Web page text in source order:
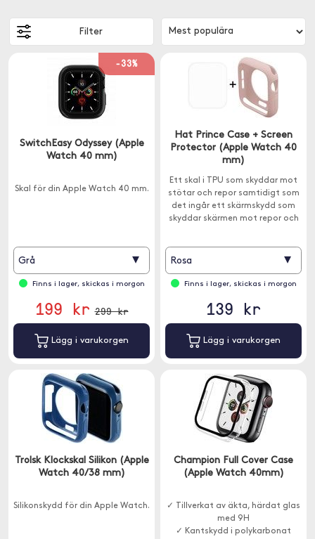
Filter
-33%
SwitchEasy Odyssey (Apple
Watch 40 mm)
Skal för din Apple Watch 40 mm.
Grå ▾
Finns i lager, skickas i morgon
199 kr 299 kr
Lägg i varukorgen
Hat Prince Case + Screen
Protector (Apple Watch 40
mm)
Ett skal i TPU som skyddar mot
stötar och repor samtidigt som
det ingår ett skärmskydd som
skyddar skärmen mot repor och
Rosa ▾
Finns i lager, skickas i morgon
139 kr
Lägg i varukorgen
Trolsk Klockskal Silikon (Apple
Watch 40/38 mm)
Silikonskydd för din Apple Watch.
Champion Full Cover Case
(Apple Watch 40mm)
✓ Tillverkat av äkta, härdat glas
med 9H
✓ Kantskydd i polykarbonat